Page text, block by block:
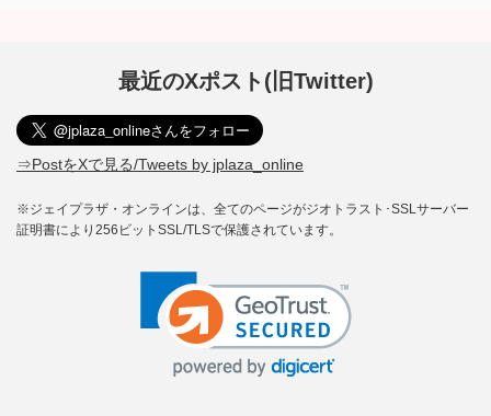
最近のXポスト(旧Twitter)
⇒PostをXで見る/Tweets by jplaza_online
※ジェイプラザ・オンラインは、全てのページがジオトラスト･SSLサーバー
証明書により256ビットSSL/TLSで保護されています。